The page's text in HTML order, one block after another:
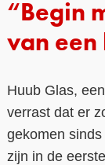
“Begin
van een
Huub Glas,
verrast dat er
gekomen
zijn in de